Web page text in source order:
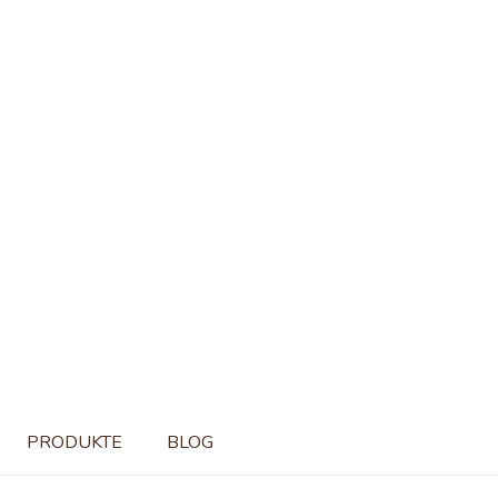
PRODUKTE BLOG